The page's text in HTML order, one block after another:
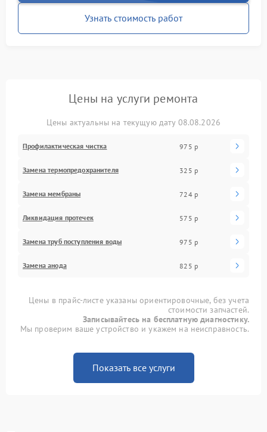
Узнать стоимость работ
Цены на услуги ремонта
Цены актуальны на текущую дату 08.08.2026
Профилактическая чистка 975 р
Замена термопредохранителя 325 р
Замена мембраны 724 р
Ликвидация протечек 575 р
Замена труб поступления воды 975 р
Замена анода 825 р
Цены в прайс-листе указаны ориентировочные, без учета
стоимости запчастей.
Записывайтесь на бесплатную диагностику.
Мы проверим ваше устройство и укажем на неисправность.
Показать все услуги